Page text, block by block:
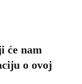
će nam
o ovoj